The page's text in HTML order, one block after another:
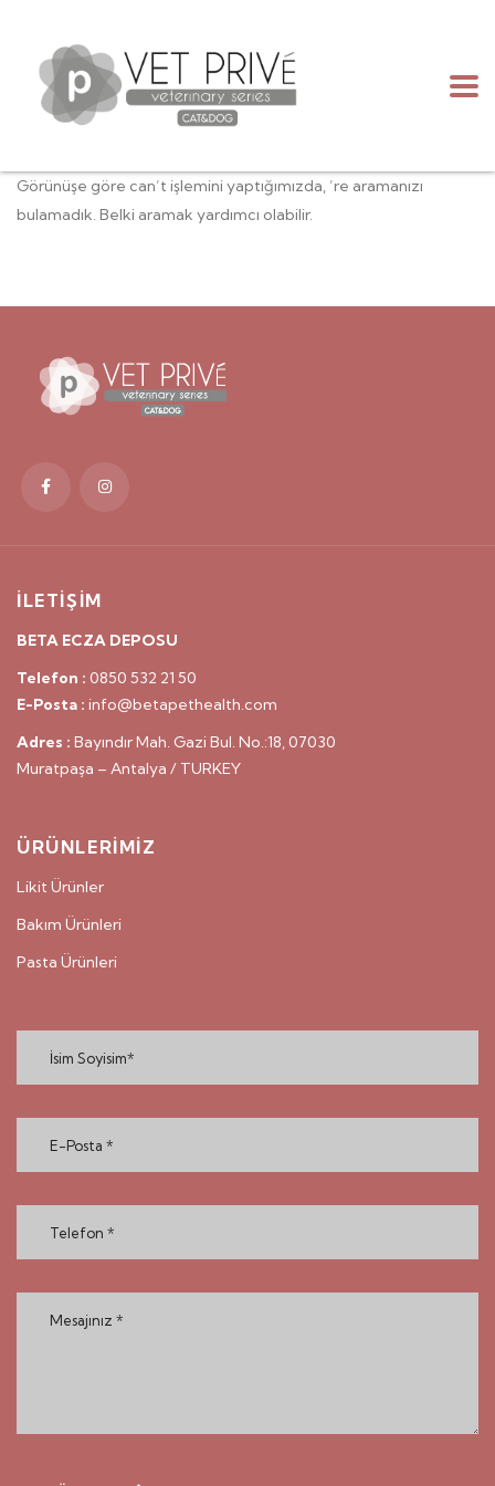
Görünüşe göre can’t işlemini yaptığımızda, ’re aramanızı
bulamadık. Belki aramak yardımcı olabilir.
İLETİŞİM
BETA ECZA DEPOSU
Telefon : 0850 532 21 50
E-Posta : info@betapethealth.com
Adres : Bayındır Mah. Gazi Bul. No.:18, 07030
Muratpaşa – Antalya / TURKEY
ÜRÜNLERİMİZ
Likit Ürünler
Bakım Ürünleri
Pasta Ürünleri